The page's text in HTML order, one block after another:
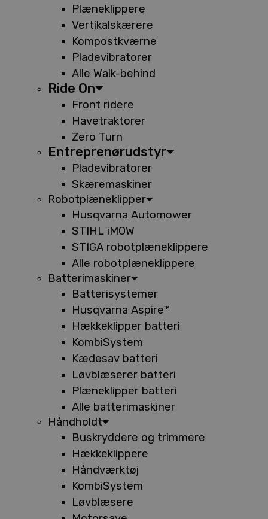
Plæneklippere
Vertikalskærere
Kompostkværne
Pladevibratorer
Alle Walk-behind
Ride On
Front ridere
Havetraktorer
Zero Turn
Entreprenørudstyr
Pladevibratorer
Skæremaskiner
Robotplæneklipper
Husqvarna Automower
STIHL iMOW
STIGA robotplæneklippere
Alle robotplæneklippere
Batterimaskiner
Batterisystemer
Husqvarna Aspire™
Hækkeklipper batteri
KombiSystem
Kædesav batteri
Løvblæserer batteri
Plæneklipper batteri
Alle batterimaskiner
Håndholdt
Buskryddere og trimmere
Hækkeklippere
Håndværktøj
KombiSystem
Løvblæsere